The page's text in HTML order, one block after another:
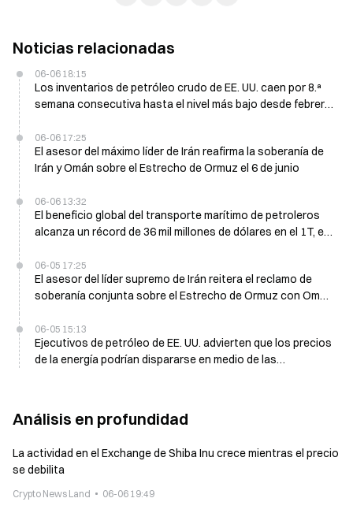
Noticias relacionadas
06-06 18:15
Los inventarios de petróleo crudo de EE. UU. caen por 8.ª
semana consecutiva hasta el nivel más bajo desde febrero
petróleo
06-06 17:25
El asesor del máximo líder de Irán reafirma la soberanía de
Irán y Omán sobre el Estrecho de Ormuz el 6 de junio
06-06 13:32
El beneficio global del transporte marítimo de petroleros
alcanza un récord de 36 mil millones de dólares en el 1T, en
corren riesgo de desplome
06-05 17:25
El asesor del líder supremo de Irán reitera el reclamo de
soberanía conjunta sobre el Estrecho de Ormuz con Omán
06-05 15:13
Ejecutivos de petróleo de EE. UU. advierten que los precios
de la energía podrían dispararse en medio de las
Análisis en profundidad
La actividad en el Exchange de Shiba Inu crece mientras el precio
se debilita
Crypto News Land 06-06 19:49